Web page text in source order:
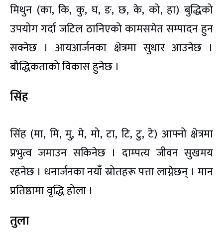
मिथुन (का, कि, कु, घ, ङ, छ, के, को, हा) बुद्धिको
उपयोग गर्दा जटिल ठानिएको कामसमेत सम्पादन हुन
सक्नेछ । आयआर्जनका क्षेत्रमा सुधार आउनेछ ।
बौद्धिकताको विकास हुनेछ ।
सिंह
सिंह (मा, मि, मु, मे, मो, टा, टि, टु, टे) आफ्नो क्षेत्रमा
प्रभुत्व जमाउन सकिनेछ । दाम्पत्य जीवन सुखमय
रहनेछ । धनार्जनका नयाँ स्रोतहरू पत्ता लाग्नेछन् । मान
प्रतिष्ठामा वृद्धि होला ।
तुला